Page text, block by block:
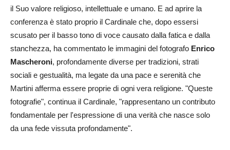
il Suo valore religioso, intellettuale e umano. E ad aprire la
conferenza è stato proprio il Cardinale che, dopo essersi
scusato per il basso tono di voce causato dalla fatica e dalla
stanchezza, ha commentato le immagini del fotografo Enrico
Mascheroni, profondamente diverse per tradizioni, strati
sociali e gestualità, ma legate da una pace e serenità che
Martini afferma essere proprie di ogni vera religione. "Queste
fotografie", continua il Cardinale, "rappresentano un contributo
fondamentale per l'espressione di una verità che nasce solo
da una fede vissuta profondamente".